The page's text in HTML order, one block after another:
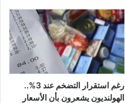
رغم استقرار التضخم عند 3%..
الهولنديون يشعرون بأن الأسعار